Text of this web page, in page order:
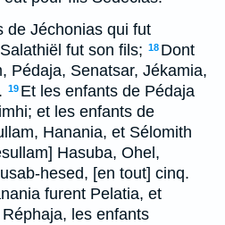
de Jéchonias qui fut
fut son fils; 18 Dont
Pédaja, Senatsar, Jékamia,
19 Et les enfants de Pédaja
et les enfants de
Hanania, et Sélomith
Hasuba, Ohel,
hesed, [en tout] cinq.
furent Pelatia, et
les enfants